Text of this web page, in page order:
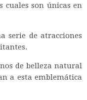
cuales son únicas en
serie de atracciones
de belleza natural
a esta emblemática